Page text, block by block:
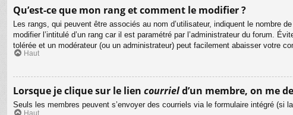
Qu’est-ce que mon rang et comment le modifier ?
Les rangs, qui peuvent être associés au nom d’utilisateur, indiquent le
modifier l’intitulé d’un rang car il est paramétré par l’administrateur du forum.
tolérée et un modérateur (ou un administrateur) peut facilement abaisser votre
Haut
Lorsque je clique sur le lien courrield’un membre, on me
Seuls les membres peuvent s’envoyer des courriels via le formulaire intégré (si
Haut